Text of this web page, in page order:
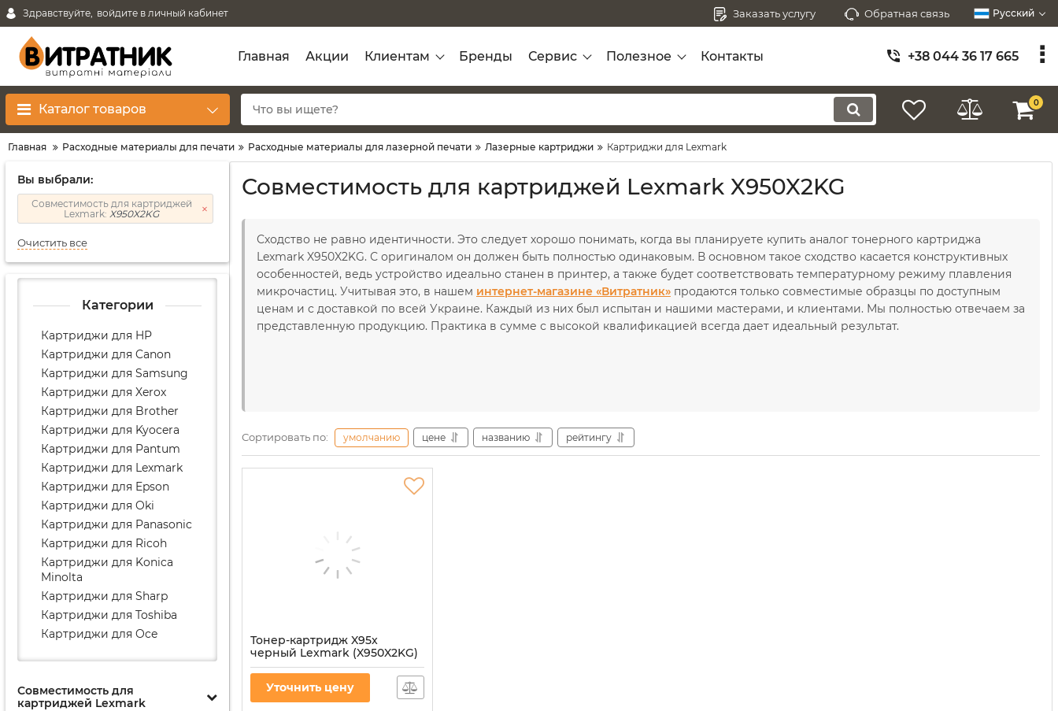
Здравствуйте, войдите в личный кабинет Заказать услугу Обратная связь Русский
Главная Акции Клиентам Бренды Сервис Полезное Контакты +38 044 36 17 665
Каталог товаров 0
Главная Расходные материалы для печати Расходные материалы для лазерной печати Лазерные картриджи Картриджи для Lexmark
Вы выбрали:
Совместимость для картриджей
Lexmark:X950X2KG
Очистить все
Категории
Картриджи для HP
Картриджи для Canon
Картриджи для Samsung
Картриджи для Xerox
Картриджи для Brother
Картриджи для Kyocera
Картриджи для Pantum
Картриджи для Lexmark
Картриджи для Epson
Картриджи для Oki
Картриджи для Panasonic
Картриджи для Ricoh
Картриджи для Konica
Minolta
Картриджи для Sharp
Картриджи для Toshiba
Картриджи для Oce
Совместимость для
картриджей Lexmark
Совместимость для картриджей Lexmark X950X2KG
Сходство не равно идентичности. Это следует хорошо понимать, когда вы планируете купить аналог тонерного картриджа
Lexmark X950X2KG. С оригиналом он должен быть полностью одинаковым. В основном такое сходство касается конструктивных
особенностей, ведь устройство идеально станен в принтер, а также будет соответствовать температурному режиму плавления
микрочастиц. Учитывая это, в нашем интернет-магазине «Витратник» продаются только совместимые образцы по доступным
ценам и с доставкой по всей Украине. Каждый из них был испытан и нашими мастерами, и клиентами. Мы полностью отвечаем за
представленную продукцию. Практика в сумме с высокой квалификацией всегда дает идеальный результат.
Сортировать по: умолчанию цене названию рейтингу
Тонер-картридж X95x
черный Lexmark (X950X2KG)
Артикул:X950X2KG
Уточнить цену